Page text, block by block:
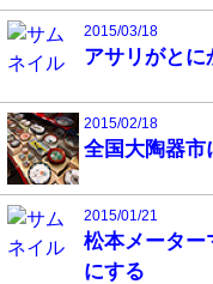
2015/03/18
アサリがとに
2015/02/18
全国大陶器市
2015/01/21
松本メーター
にする